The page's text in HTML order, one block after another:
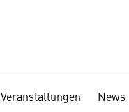
Veranstaltungen News